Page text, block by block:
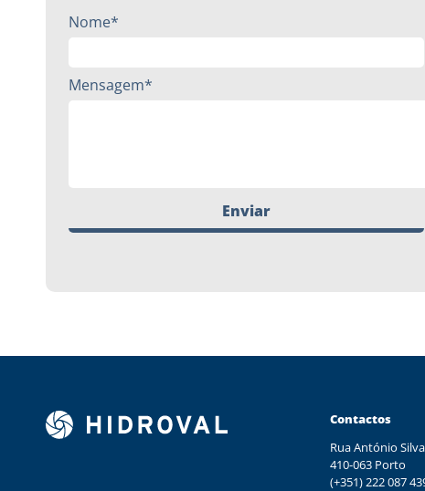
Nome*
Mensagem*
Enviar
Contactos
Rua António
410-063 Porto
(+351) 222 087